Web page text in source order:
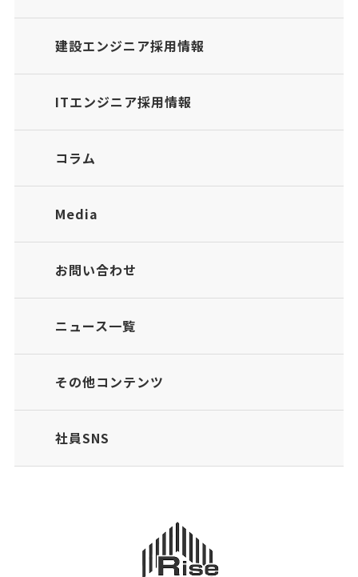
建設エンジニア採用情報
ITエンジニア採用情報
コラム
Media
お問い合わせ
ニュース一覧
その他コンテンツ
社員SNS